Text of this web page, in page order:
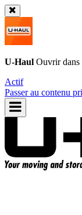
U-Haul Ouvrir dans
Actif
Passer au contenu